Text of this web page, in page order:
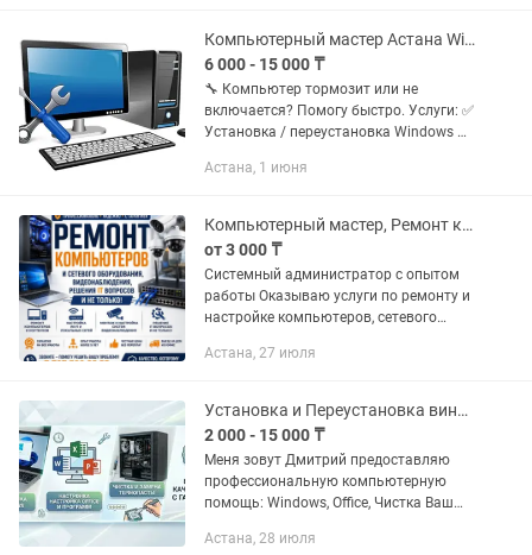
Компьютерный мастер Астана Windows, настройка, выезд
6 000 - 15 000 ₸
🔧 Компьютер тормозит или не
включается? Помогу быстро. Услуги: ✅
Установка / переустановка Windows ✅
Настройка Wi-Fi, роутеров, интернета ✅
Астана, 1 июня
Компьютерный мастер, Ремонт компьютеров видеонаблюдения по низкой цене
от 3 000 ₸
Системный администратор с опытом
работы Оказываю услуги по ремонту и
настройке компьютеров, сетевого
видеонаблюдения в Астане. Помогу
ноутбуком,...
Астана, 27 июля
Установка и Переустановка виндоус Windows 10/11 Установка программ
2 000 - 15 000 ₸
Меня зовут Дмитрий предоставляю
профессиональную компьютерную
помощь: Windows, Office, Чистка Ваш
выдает «синий экран»? Верну вашему
Астана, 28 июля